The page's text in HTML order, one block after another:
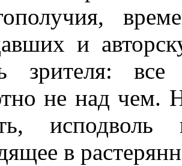
и
зрителя:
не над чем.
исподволь
в